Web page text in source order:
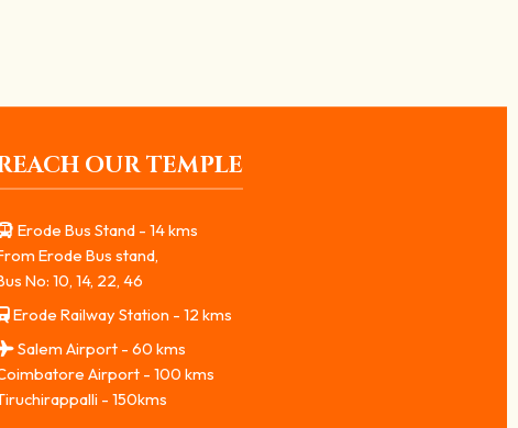
OUR TEMPLE
Erode Bus Stand - 14 kms
Erode Bus stand,
No: 10, 14, 22, 46
Erode Railway Station - 12 kms
Salem Airport - 60 kms
Airport - 100 kms
- 150kms